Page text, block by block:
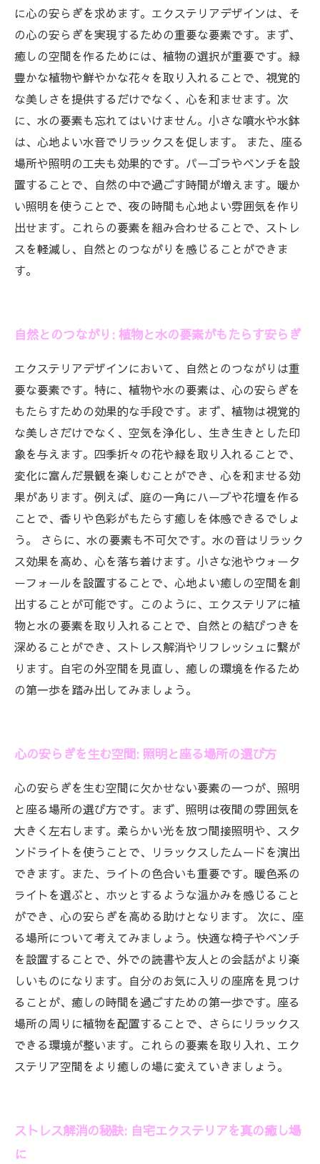
に心の安らぎを求めます。エクステリアデザインは、そ
の心の安らぎを実現するための重要な要素です。まず、
癒しの空間を作るためには、植物の選択が重要です。緑
豊かな植物や鮮やかな花々を取り入れることで、視覚的
な美しさを提供するだけでなく、心を和ませます。次
に、水の要素も忘れてはいけません。小さな噴水や水鉢
は、心地よい水音でリラックスを促します。 また、座る
場所や照明の工夫も効果的です。パーゴラやベンチを設
置することで、自然の中で過ごす時間が増えます。暖か
い照明を使うことで、夜の時間も心地よい雰囲気を作り
出せます。これらの要素を組み合わせることで、ストレ
スを軽減し、自然とのつながりを感じることができま
す。
自然とのつながり: 植物と水の要素がもたらす安らぎ
エクステリアデザインにおいて、自然とのつながりは重
要な要素です。特に、植物や水の要素は、心の安らぎを
もたらすための効果的な手段です。まず、植物は視覚的
な美しさだけでなく、空気を浄化し、生き生きとした印
象を与えます。四季折々の花や緑を取り入れることで、
変化に富んだ景観を楽しむことができ、心を和ませる効
果があります。例えば、庭の一角にハーブや花壇を作る
ことで、香りや色彩がもたらす癒しを体感できるでしょ
う。 さらに、水の要素も不可欠です。水の音はリラック
ス効果を高め、心を落ち着けます。小さな池やウォータ
ーフォールを設置することで、心地よい癒しの空間を創
出することが可能です。このように、エクステリアに植
物と水の要素を取り入れることで、自然との結びつきを
深めることができ、ストレス解消やリフレッシュに繋が
ります。自宅の外空間を見直し、癒しの環境を作るため
の第一歩を踏み出してみましょう。
心の安らぎを生む空間: 照明と座る場所の選び方
心の安らぎを生む空間に欠かせない要素の一つが、照明
と座る場所の選び方です。まず、照明は夜間の雰囲気を
大きく左右します。柔らかい光を放つ間接照明や、スタ
ンドライトを使うことで、リラックスしたムードを演出
できます。また、ライトの色合いも重要です。暖色系の
ライトを選ぶと、ホッとするような温かみを感じること
ができ、心の安らぎを高める助けとなります。 次に、座
る場所について考えてみましょう。快適な椅子やベンチ
を設置することで、外での読書や友人との会話がより楽
しいものになります。自分のお気に入りの座席を見つけ
ることが、癒しの時間を過ごすための第一歩です。座る
場所の周りに植物を配置することで、さらにリラックス
できる環境が整います。これらの要素を取り入れ、エク
ステリア空間をより癒しの場に変えていきましょう。
ストレス解消の秘訣: 自宅エクステリアを真の癒し場
に